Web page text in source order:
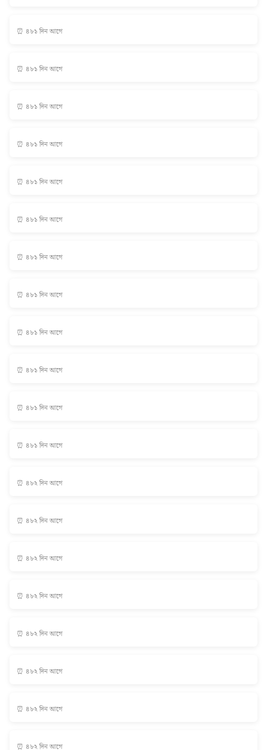
⏰ ৪৮১ দিন আগে
⏰ ৪৮১ দিন আগে
⏰ ৪৮১ দিন আগে
⏰ ৪৮১ দিন আগে
⏰ ৪৮১ দিন আগে
⏰ ৪৮১ দিন আগে
⏰ ৪৮১ দিন আগে
⏰ ৪৮১ দিন আগে
⏰ ৪৮১ দিন আগে
⏰ ৪৮১ দিন আগে
⏰ ৪৮১ দিন আগে
⏰ ৪৮১ দিন আগে
⏰ ৪৮২ দিন আগে
⏰ ৪৮২ দিন আগে
⏰ ৪৮২ দিন আগে
⏰ ৪৮২ দিন আগে
⏰ ৪৮২ দিন আগে
⏰ ৪৮২ দিন আগে
⏰ ৪৮২ দিন আগে
⏰ ৪৮২ দিন আগে